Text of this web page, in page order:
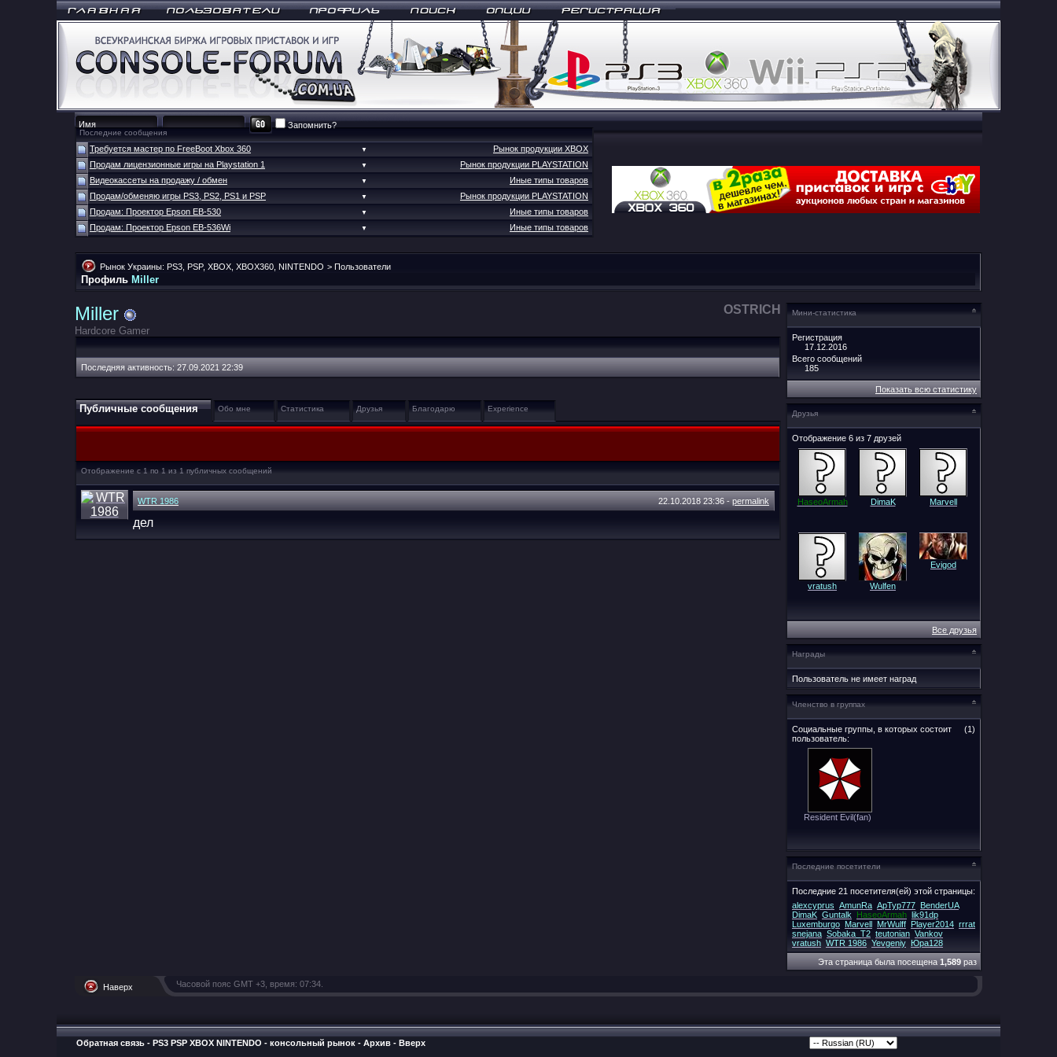
Запомнить?
Последние сообщения
Требуется мастер по FreeBoot Xbox 360 ▼
Рынок продукции XBOX
Продам лицензионные игры на Playstation 1
▼
Рынок продукции PLAYSTATION
Видеокассеты на продажу / обмен
▼
Иные типы товаров
Продам/обменяю игры PS3, PS2, PS1 и PSP
▼
Рынок продукции PLAYSTATION
Продам: Проектор Epson EB-530
▼
Иные типы товаров
Продам: Проектор Epson EB-536Wi
▼ Иные типы товаров
Рынок Украины: PS3, PSP, XBOX, XBOX360, NINTENDO > Пользователи
Профиль Miller
OSTRICH
Miller
Hardcore Gamer
Последняя активность: 27.09.2021 22:39
Публичные сообщения Обо мне Статистика Друзья Благодарю Experience
Отображение с 1 по 1 из 1 публичных сообщений
22.10.2018 23:36 - permalink
WTR 1986
дел
Мини-статистика
Регистрация
17.12.2016
Всего сообщений
185
Показать всю статистику
Друзья
Отображение 6 из 7 друзей
HaseoArmah DimaK Marvell
vratush Wulfen
Evigod
Все друзья
Награды
Пользователь не имеет наград
Членство в группах
(1)
Социальные группы, в которых состоит
пользователь:
Resident Evil(fan)
Последние посетители
Последние 21 посетителя(ей) этой страницы:
alexcyprus AmunRa ApTyp777 BenderUA
DimaK Guntalk HaseoArmah lik91dp
Luxemburgo Marvell MrWulff Player2014 rrrat
snejana Sobaka_T2 teutonian Vankov
vratush WTR 1986 Yevgeniy Юра128
Эта страница была посещена 1,589 раз
Наверх Часовой пояс GMT +3, время: 07:34
Обратная связь - PS3 PSP XBOX NINTENDO - консольный рынок - Архив - Вверх